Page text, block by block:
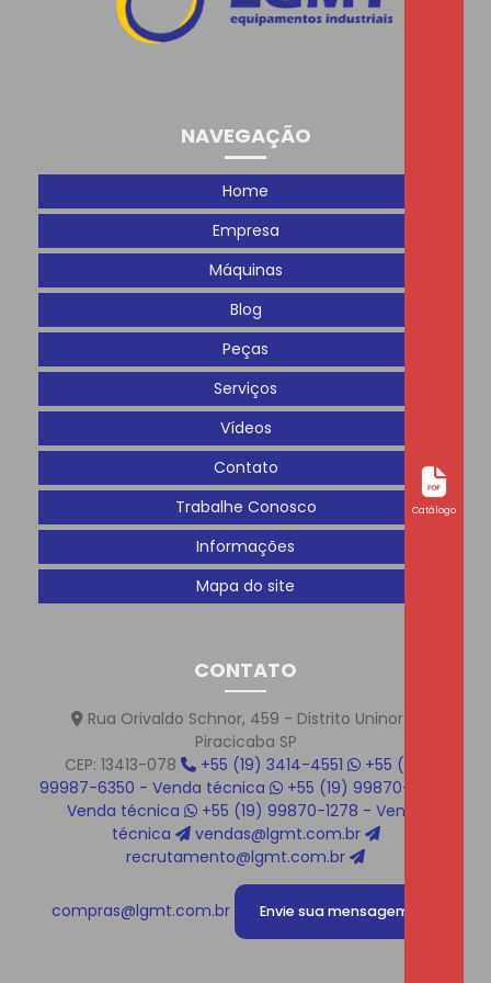
Oportunidades
Gostaríamos de agradecer a todos que passaram
pelo nosso estande na Plastfair!
Hoje é o segundo dia de Plastfair!
Homenagem ao Dia das Mães para colaboradoras
Inovação, tecnologia e extrusão: LGMT estará na
Integração
Interplast 01 Dia
LGMT - 62 anos de Inovação e Confiança: Nossa
História de Sucesso
LGMT apoia ABIMAQ em Campanha Educativa sobre
o Uso Consciente do Plástico
LGMT participa da 1ª Corrida da Indústria no distrito
Uninorte
LGMT – Cada vez mais próximos de seus clientes e
parceiros
Mais que uma entrega: um compromisso com o
Neste Dia Internacional da Mulher
NAVEGAÇÃO
Home
Empresa
Máquinas
Blog
Peças
Serviços
Vídeos
Contato
Trabalhe Conosco
Informações
Mapa do site
CONTATO
Rua Orivaldo Schnor, 459 - Distrito Uninorte
Piracicaba SP
CEP: 13413-078
+55 (19) 3414-4551
+55 (19)
99987-6350 - Venda técnica
+55 (19) 99870-1219 -
Venda técnica
+55 (19) 99870-1278 - Venda
técnica
vendas@lgmt.com.br
recrutamento@lgmt.com.br
compras@lgmt.com.br Envie sua mensagem!
Catálogo